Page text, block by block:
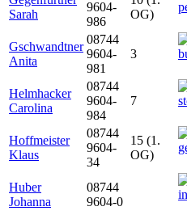
Sarah
9604-
986
OG)
Gschwandtner
Anita
08744
9604-
981
3
Helmhacker
Carolina
08744
9604-
984
7
Hoffmeister
Klaus
08744
9604-
34
15 (1.
OG)
Huber
Johanna
08744
9604-0